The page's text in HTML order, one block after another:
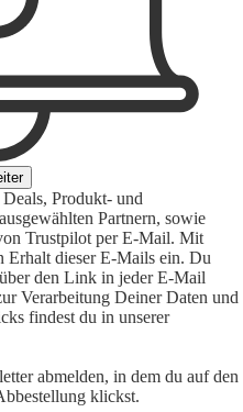
Produkt- und
Partnern, sowie
Trustpilot per E-Mail. Mit
dieser E-Mails ein. Du
den Link in jeder E-Mail
Verarbeitung Deiner Daten und
findest du in unserer
abmelden, in dem du auf den
klickst.